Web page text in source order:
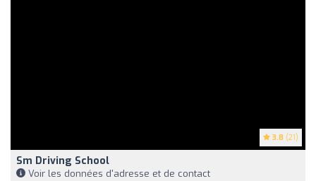
3.8 (21)
Sm Driving School
Voir les données d'adresse et de contact